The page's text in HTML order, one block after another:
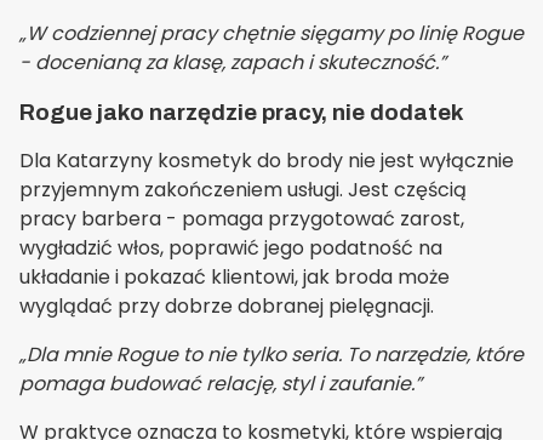
„W codziennej pracy chętnie sięgamy po linię Rogue
- docenianą za klasę, zapach i skuteczność.”
Rogue jako narzędzie pracy, nie dodatek
Dla Katarzyny kosmetyk do brody nie jest wyłącznie
przyjemnym zakończeniem usługi. Jest częścią
pracy barbera - pomaga przygotować zarost,
wygładzić włos, poprawić jego podatność na
układanie i pokazać klientowi, jak broda może
wyglądać przy dobrze dobranej pielęgnacji.
„Dla mnie Rogue to nie tylko seria. To narzędzie, które
pomaga budować relację, styl i zaufanie.”
W praktyce oznacza to kosmetyki, które wspierają